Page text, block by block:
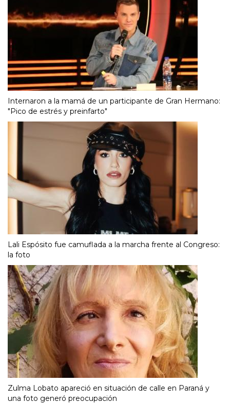
Internaron a la mamá de un participante de Gran Hermano:
"Pico de estrés y preinfarto"
Lali Espósito fue camuflada a la marcha frente al Congreso:
la foto
Zulma Lobato apareció en situación de calle en Paraná y
una foto generó preocupación